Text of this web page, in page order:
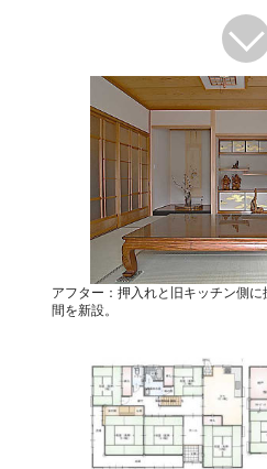
アフター：押入れと旧キッチン側
間を新設。